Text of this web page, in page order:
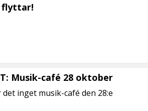
flyttar!
Musik-café 28 oktober
inget musik-café den 28:e